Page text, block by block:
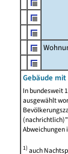
Gebäude
In bundesweit
ausgewählt
Abweichungen
1)auch